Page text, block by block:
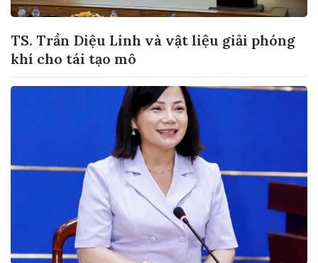
TS. Trần Diệu Linh và vật liệu giải phóng
khí cho tái tạo mô